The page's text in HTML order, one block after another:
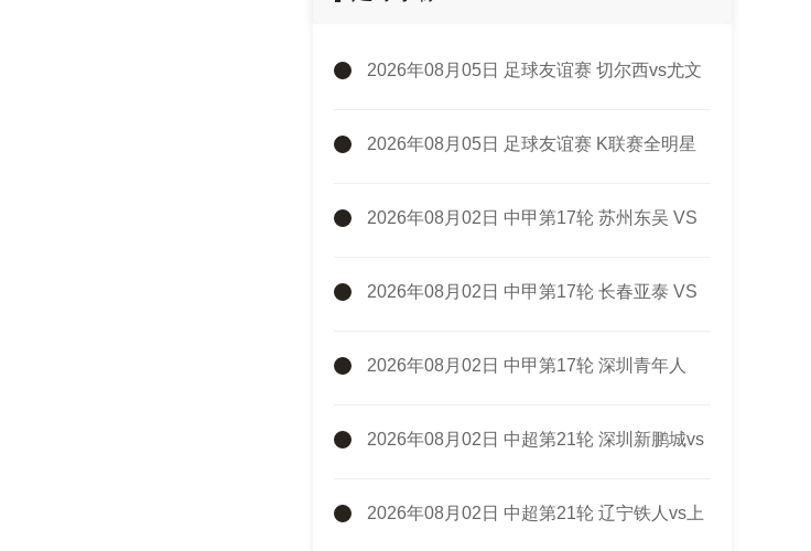
2026年08月05日 足球友谊赛 切尔西vs尤文
2026年08月05日 足球友谊赛 K联赛全明星
2026年08月02日 中甲第17轮 苏州东吴 VS
2026年08月02日 中甲第17轮 长春亚泰 VS
2026年08月02日 中甲第17轮 深圳青年人
2026年08月02日 中超第21轮 深圳新鹏城vs
2026年08月02日 中超第21轮 辽宁铁人vs上